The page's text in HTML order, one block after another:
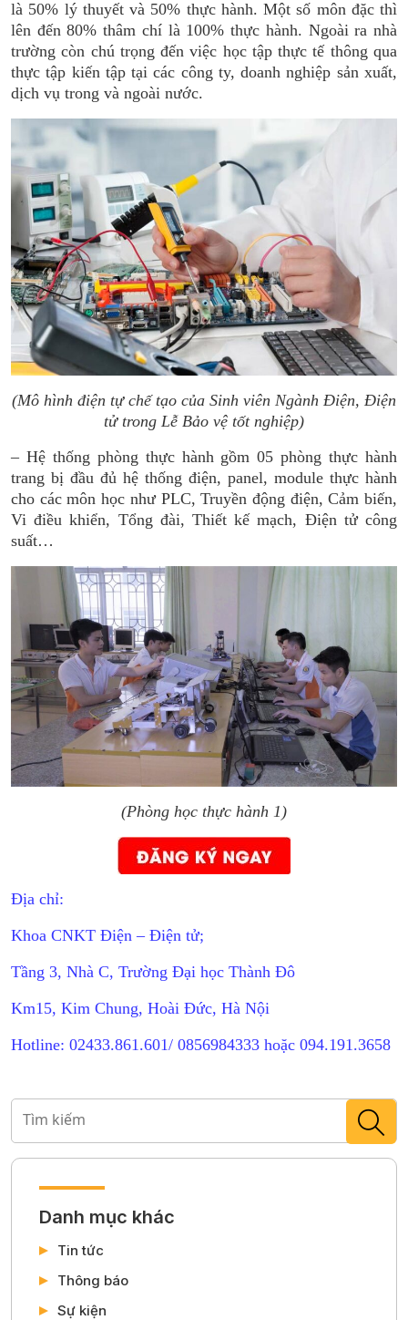
là 50% lý thuyết và 50% thực hành. Một số môn đặc thì
lên đến 80% thâm chí là 100% thực hành. Ngoài ra nhà
trường còn chú trọng đến việc học tập thực tế thông qua
thực tập kiến tập tại các công ty, doanh nghiệp sản xuất,
dịch vụ trong và ngoài nước.
(Mô hình điện tự chế tạo của Sinh viên Ngành Điện, Điện
tử trong Lễ Bảo vệ tốt nghiệp)
– Hệ thống phòng thực hành gồm 05 phòng thực hành
trang bị đầu đủ hệ thống điện, panel, module thực hành
cho các môn học như PLC, Truyền động điện, Cảm biến,
Vi điều khiển, Tổng đài, Thiết kế mạch, Điện tử công
suất…
(Phòng học thực hành 1)
Địa chỉ:
Khoa CNKT Điện – Điện tử;
Tầng 3, Nhà C, Trường Đại học Thành Đô
Km15, Kim Chung, Hoài Đức, Hà Nội
Hotline: 02433.861.601/ 0856984333 hoặc 094.191.3658
Danh mục khác
Tin tức
Thông báo
Sự kiện